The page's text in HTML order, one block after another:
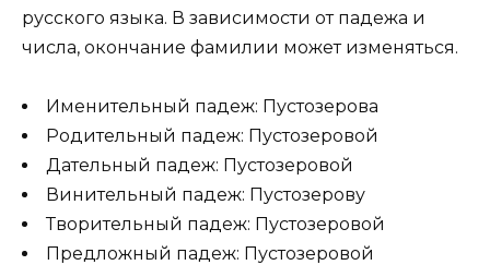
русского языка. В зависимости от падежа и
числа, окончание фамилии может изменяться.
Именительный падеж: Пустозерова
Родительный падеж: Пустозеровой
Дательный падеж: Пустозеровой
Винительный падеж: Пустозерову
Творительный падеж: Пустозеровой
Предложный падеж: Пустозеровой